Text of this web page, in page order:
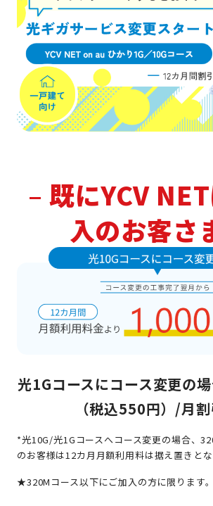
– 既にYCV
入のお客さ
光1Gコースにコース変更の
（税込550円）/月割
*光10G/光1Gコースへコース変更の場合、
のお客様は12カ月月額利用料は据え置きとな
★320Mコース以下にご加入の方に限ります。